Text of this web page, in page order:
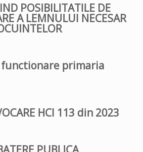
POSIBILITATILE DE
A LEMNULUI NECESAR
primaria
HCl 113 din 2023